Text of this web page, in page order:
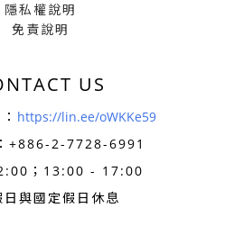
隱私權說明
免責說明
US
https://lin.ee/oWKKe59
+886-2-7728-6991
；13:00 - 17:00
日與國定假日休息